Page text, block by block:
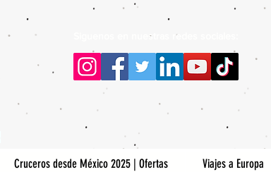
Siguenos en nuestras redes sociales:
Cruceros desde México 2025 | Ofertas Viajes a Europa